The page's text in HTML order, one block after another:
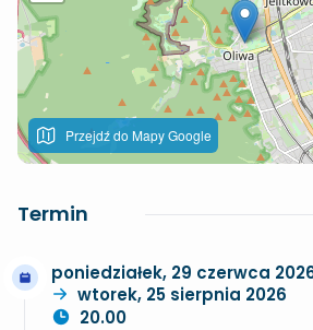
Przejdź do Mapy Google
Termin
poniedziałek, 29 czerwca
wtorek, 25 sierpnia 2026
20.00